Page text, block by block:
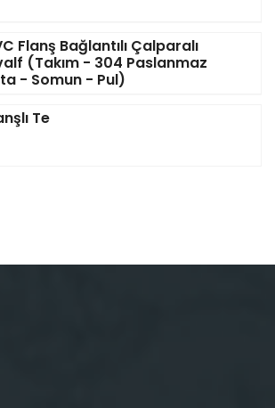
Flanş Bağlantılı Çalparalı
(Takım - 304 Paslanmaz
- Somun - Pul)
Te